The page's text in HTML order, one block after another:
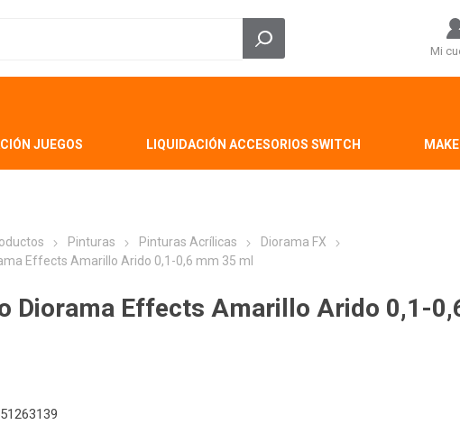
Mi
JUEGOS LIQUIDACIÓN ACCESORIOS SWITCH
Pinturas Pinturas Acrílicas
Diorama FX
Effects Amarillo Arido 0,1-0,6 mm 35 ml
Diorama Effects Amarillo Arido 0,1-